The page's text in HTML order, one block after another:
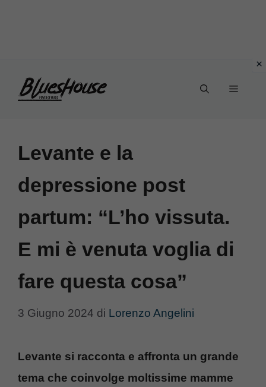
Menu
Levante e la
depressione post
partum: “L’ho vissuta.
E mi è venuta voglia di
fare questa cosa”
3 Giugno 2024 di Lorenzo Angelini
Levante si racconta e affronta un grande
tema che coinvolge moltissime mamme